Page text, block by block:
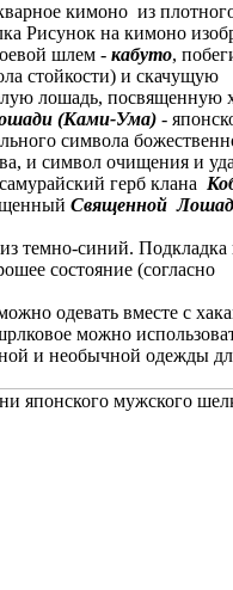
кимоно из
Рисунок на кимоно
шлем - кабуто,
стойкости) и скачущую
лошадь, посвященную
(Ками-Ума) -
символа
и символ очищения и
герб клана
Священной
темно-синий. Подкладка
состояние (согласно
одевать вместе с
можно
и необычной одежды